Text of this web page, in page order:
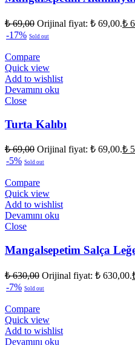
₺69,00 Orijinal fiyat: ₺ 69,00.₺
-17% Sold out
Compare
Quick view
Add to wishlist
Devamını oku
Close
Turta Kalıbı
₺69,00 Orijinal fiyat: ₺ 69,00.₺
-5% Sold out
Compare
Quick view
Add to wishlist
Devamını oku
Close
Mangalsepetim Salça
₺630,00 Orijinal fiyat: ₺ 630,00.
-7% Sold out
Compare
Quick view
Add to wishlist
Devamını oku